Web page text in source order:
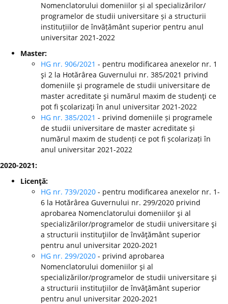
Nomenclatorului domeniilor și al specializărilor/
programelor de studii universitare și a structurii
instituțiilor de învățământ superior pentru anul
universitar 2021-2022
Master:
HG nr. 906/2021 - pentru modificarea anexelor nr. 1
şi 2 la Hotărârea Guvernului nr. 385/2021 privind
domeniile şi programele de studii universitare de
master acreditate şi numărul maxim de studenţi ce
pot fi şcolarizaţi în anul universitar 2021-2022
HG nr. 385/2021 - privind domeniile și programele
de studii universitare de master acreditate și
numărul maxim de studenți ce pot fi școlarizați în
anul universitar 2021-2022
2020-2021:
Licenţă:
HG nr. 739/2020 - pentru modificarea anexelor nr. 1-
6 la Hotărârea Guvernului nr. 299/2020 privind
aprobarea Nomenclatorului domeniilor şi al
specializărilor/programelor de studii universitare şi
a structurii instituţiilor de învăţământ superior
pentru anul universitar 2020-2021
HG nr. 299/2020 - privind aprobarea
Nomenclatorului domeniilor şi al
specializărilor/programelor de studii universitare şi
a structurii instituţiilor de învăţământ superior
pentru anul universitar 2020-2021